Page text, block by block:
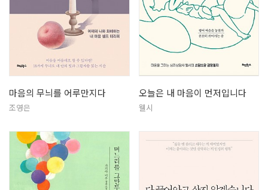
마음의 무늬를 어루만지다
조영은
오늘은 내 마음이 먼저입니다
웰시